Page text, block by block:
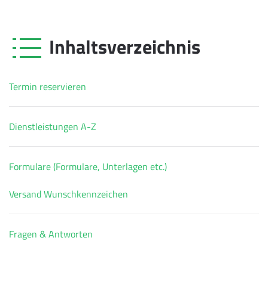
Inhaltsverzeichnis
Termin reservieren
Dienstleistungen A-Z
Formulare (Formulare, Unterlagen etc.)
Versand Wunschkennzeichen
Fragen & Antworten